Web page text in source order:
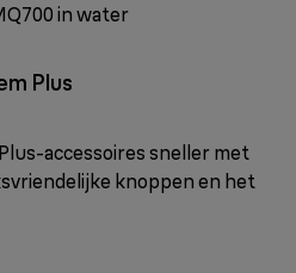
in water
Plus
accessoires sneller met
knoppen en het